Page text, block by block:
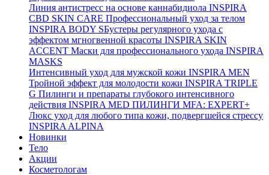
Линия антистресс на основе каннабидиола INSPIRA
CBD SKIN CARE Профессиональный уход за телом
INSPIRA BODY SБустеры регулярного ухода с
эффектом мгногвенной красоты INSPIRA SKIN
ACCENT Маски для профессионального ухода INSPIRA
MASKS
Интенсивный уход для мужской кожи INSPIRA MEN
Тройной эффект для молодости кожи INSPIRA TRIPLE
G Пилинги и препараты глубокого интенсивного
действия INSPIRA MED ПИЛИНГИ MFA: EXPERT+
Люкс уход для любого типа кожи, подвергшейся стрессу
INSPIRA ALPINA
Новинки
Тело
Акции
Косметологам